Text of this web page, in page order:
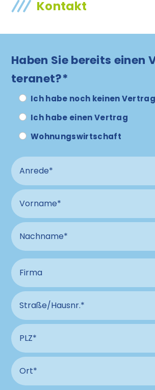
Kontakt
Haben Sie bereits einen
teranet?*
Ich habe noch keinen Vertrag
Ich habe einen Vertrag
Wohnungswirtschaft
Anrede
Vorname
Nachname
Firma
Straße und Hausnummer
PLZ Anschluss
Ort Anschluss